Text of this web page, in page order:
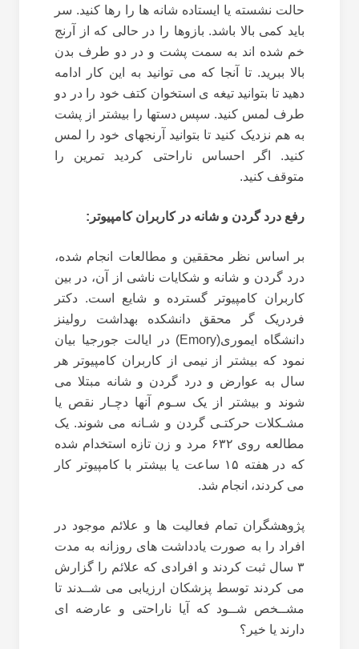
حالت نشسته یا ایستاده شانه ها را رها کنید. سر
باید کمی بالا باشد. بازوها را در حالی که از آرنج
خم شده اند به سمت پشت و در دو طرف بدن
بالا ببرید. تا آنجا که می توانید به این کار ادامه
دهید تا بتوانید تیغه ی استخوان کتف خود را در دو
طرف لمس کنید. سپس دستها را بیشتر از پشت
به هم نزدیک کنید تا بتوانید آرنجهای خود را لمس
کنید. اگر احساس ناراحتی کردید تمرین را
متوقف کنید.
رفع درد گردن و شانه در کاربران کامپیوتر:
بر اساس نظر محققین و مطالعات انجام شده،
درد گردن و شانه و شکایات ناشی از آن، در بین
کاربران کامپیوتر گسترده و شایع است. دکتر
فردریک گر محقق دانشکده بهداشت رولینز
دانشگاه ایموری(Emory) در ایالت جورجیا بیان
نمود که بیشتر از نیمی از کاربران کامپیوتر هر
سال به عوارض و درد گردن و شانه مبتلا می
شوند و بیشتر از یک سـوم آنها دچـار نقص ‌یا‌
مشـکلات حرکتـی گردن ‌و شـانه می شوند. یک
مطالعه روی ۶۳۲ مرد و زن تازه استخدام شده
که در هفته ۱۵ ساعت یا بیشتر با کامپیوتر کار
می کردند، انجام شد.
پژوهشگران تمام فعالیت ها و علائم موجود در
افراد را به صورت یادداشت های روزانه به مدت
۳ سال ثبت کردند و افرادی که علائم را گزارش
می کردند توسط پزشکان ارزیابی می شــدند تا
مشــخص شــود که آیا ناراحتی و عارضه ای
دارند یا خیر؟